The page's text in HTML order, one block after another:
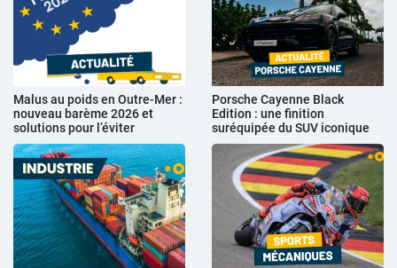
Malus au poids en Outre-Mer :
nouveau barème 2026 et
solutions pour l’éviter
Porsche Cayenne Black
Edition : une finition
suréquipée du SUV iconique